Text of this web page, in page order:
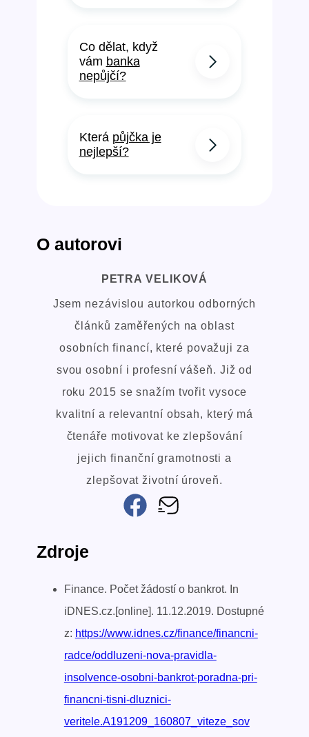
Co dělat, když
vám banka
nepůjčí?
Která půjčka je
nejlepší?
O autorovi
PETRA VELIKOVÁ
Jsem nezávislou autorkou odborných
článků zaměřených na oblast
osobních financí, které považuji za
svou osobní i profesní vášeň. Již od
roku 2015 se snažím tvořit vysoce
kvalitní a relevantní obsah, který má
čtenáře motivovat ke zlepšování
jejich finanční gramotnosti a
zlepšovat životní úroveň.
Zdroje
Finance. Počet žádostí o bankrot. In
iDNES.cz.[online]. 11.12.2019. Dostupné
z: https://www.idnes.cz/finance/financni-
radce/oddluzeni-nova-pravidla-
insolvence-osobni-bankrot-poradna-pri-
financni-tisni-dluznici-
veritele.A191209_160807_viteze_sov